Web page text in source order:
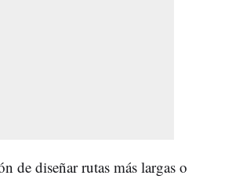
de diseñar rutas más largas o